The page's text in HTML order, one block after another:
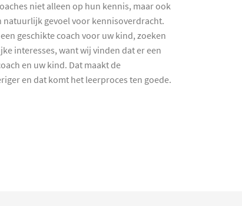
niet alleen op hun kennis, maar ook
natuurlijk gevoel voor kennisoverdracht.
geschikte coach voor uw kind, zoeken
interesses, want wij vinden dat er een
en uw kind. Dat maakt de
en dat komt het leerproces ten goede.